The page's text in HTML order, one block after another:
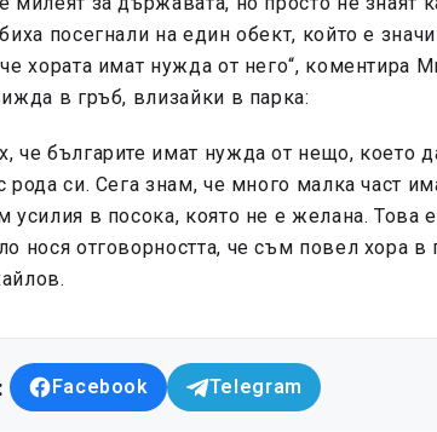
посегнали на един обект, който е
хората имат нужда от него“, коментира
в гръб, влизайки в парка:
че българите имат нужда от нещо, което
рода си. Сега знам, че много малка част
усилия в посока, която не е желана. Това
нося отговорността, че съм повел хора в
Facebook Telegram